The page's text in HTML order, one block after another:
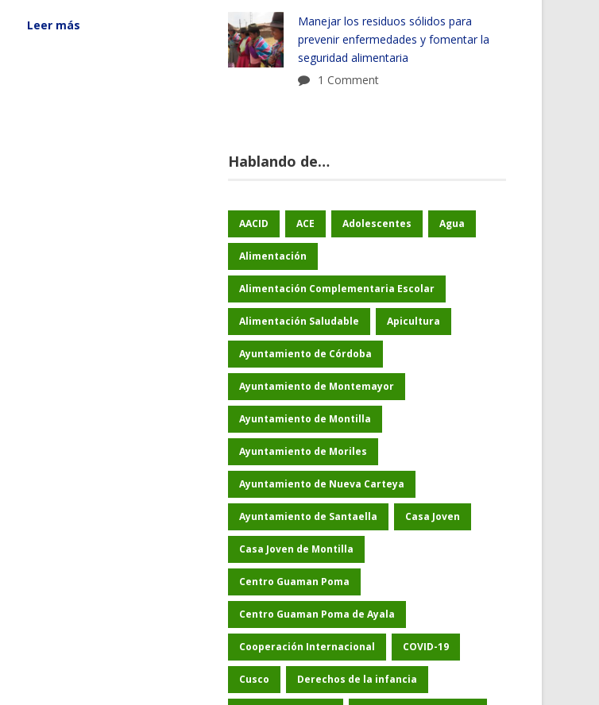
Leer más
Manejar los residuos sólidos para
prevenir enfermedades y fomentar la
seguridad alimentaria
1 Comment
Hablando de…
AACID ACE Adolescentes Agua
Alimentación
Alimentación Complementaria Escolar
Alimentación Saludable Apicultura
Ayuntamiento de Córdoba
Ayuntamiento de Montemayor
Ayuntamiento de Montilla
Ayuntamiento de Moriles
Ayuntamiento de Nueva Carteya
Ayuntamiento de Santaella Casa Joven
Casa Joven de Montilla
Centro Guaman Poma
Centro Guaman Poma de Ayala
Cooperación Internacional COVID-19
Cusco Derechos de la infancia